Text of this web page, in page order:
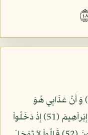
نَبِّىءْ عِبَادِي أَنِّي أَنَا الْغَفُورُ الرَّحِيمُ (49) وَ أَنَّ عَذَابِي هُوَ
الْعَذَابُ الأَلِيمَ (50) وَنَبِّئْهُمْ عَن ضَيْفِ إِبْراَهِيمَ (51) إِذْ دَخَلُواْ